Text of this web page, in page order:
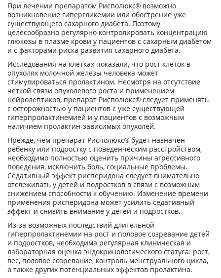
При лечении препаратом Рисполюкс® возможно
возникновение гипергликемии или обострение уже
существующего сахарного диабета. Поэтому
целесообразно регулярно контролировать концентрацию
глюкозы в плазме крови у пациентов с сахарным диабетом
и с факторами риска развития сахарного диабета.
Исследования на клетках показали, что рост клеток в
опухолях молочной железы человека может
стимулироваться пролактином. Несмотря на отсутствие
четкой связи опухолевого роста и применением
нейролептиков, препарат Рисполюкс® следует применять
с осторожностью у пациентов с уже существующей
гиперпролактинемией и у пациентов с возможным
наличием пролактин-зависимых опухолей.
Прежде, чем препарат Рисполюкс® будет назначен
ребенку или подростку с поведенческим расстройством,
необходимо полностью оценить причины агрессивного
поведения, исключить боль, социальные проблемы.
Седативный эффект рисперидона следует внимательно
отслеживать у детей и подростков в связи с возможным
снижением способности к обучению. Изменение времени
применения рисперидона может усилить седативный
эффект и снизить внимание у детей и подростков.
Из-за возможных последствий длительной
гиперпролактинемии на рост и половое созревание детей
и подростков, необходима регулярная клиническая и
лабораторная оценка эндокринологического статуса: рост,
вес, половое созревание, контроль менструального цикла,
а также других потенциальных эффектов пролактина.